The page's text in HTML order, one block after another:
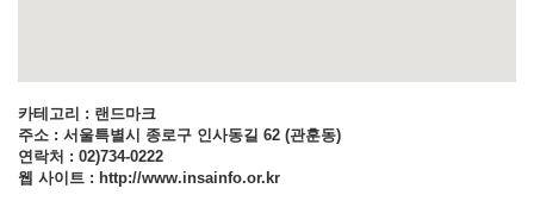
카테고리 : 랜드마크
주소 : 서울특별시 종로구 인사동길 62 (관훈동)
연락처 : 02)734-0222
웹 사이트 : http://www.insainfo.or.kr